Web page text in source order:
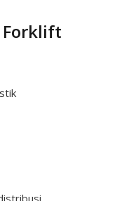
Forklift